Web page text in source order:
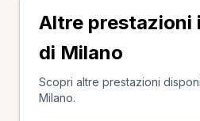
Altre prestazioni
di Milano
Scopri altre prestazioni
Milano.